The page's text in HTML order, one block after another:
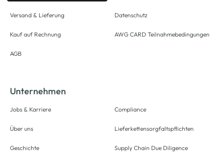
Versand & Lieferung
Kauf auf Rechnung
AGB
Datenschutz
AWG CARD Teilnahmebedingungen
Unternehmen
Jobs & Karriere
Über uns
Geschichte
Compliance
Lieferkettensorgfaltspflichten
Supply Chain Due Diligence